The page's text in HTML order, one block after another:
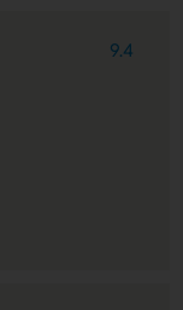
9.4